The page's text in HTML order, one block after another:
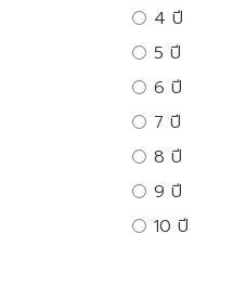
4 ปี
5 ปี
6 ปี
7 ปี
8 ปี
9 ปี
10 ปี